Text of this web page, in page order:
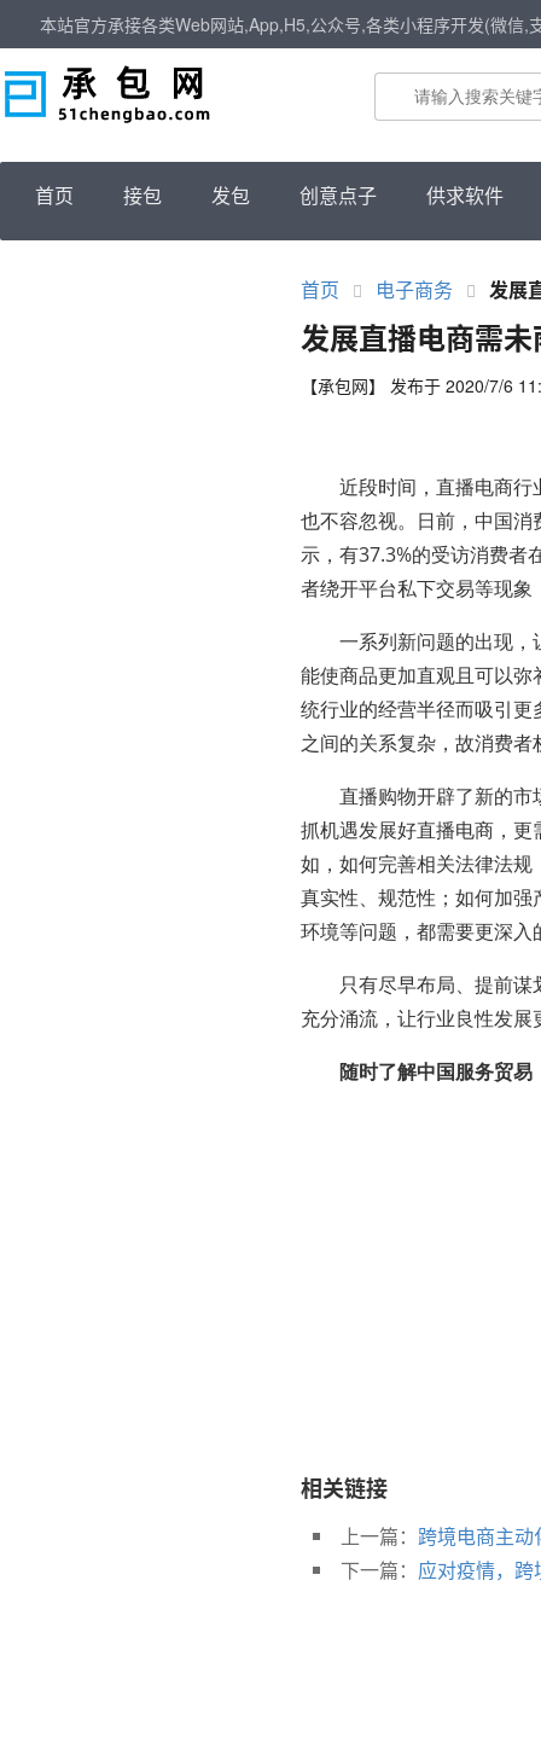
本站官方承接各类Web网站,App,H5,公众号,各类小程序开发(微信,
首页 接包 发包 创意点子 供求软件
首页 电子商务 发展
发展直播电商需
【承包网】 发布于 2020/7/6
近段时间，直播电商行
也不容忽视。日前，中国
示，有37.3%的受访消费者
者绕开平台私下交易等现
一系列新问题的出现，
能使商品更加直观且可以
统行业的经营半径而吸引
之间的关系复杂，故消费
直播购物开辟了新的市
抓机遇发展好直播电商，
如，如何完善相关法律法
真实性、规范性；如何加
环境等问题，都需要更深
只有尽早布局、提前谋
充分涌流，让行业良性发展
随时了解中国服务贸易
相关链接
上一篇： 跨境电商主动
下一篇： 应对疫情，跨